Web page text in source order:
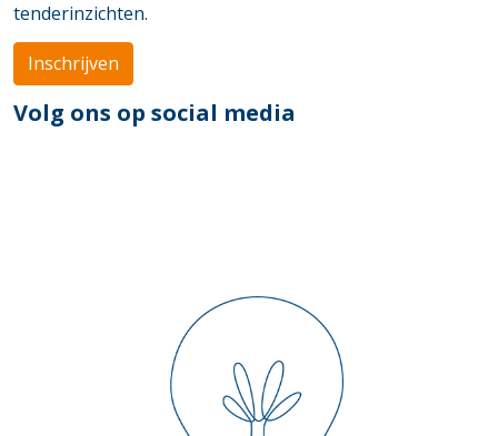
tenderinzichten.
Inschrijven
Volg ons op social media